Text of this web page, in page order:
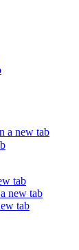
a new tab
tab
new tab
tab